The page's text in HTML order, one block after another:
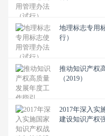
地理标志专用
行）
推动知识产权
（2019）
2017年深入实
建设知识产权